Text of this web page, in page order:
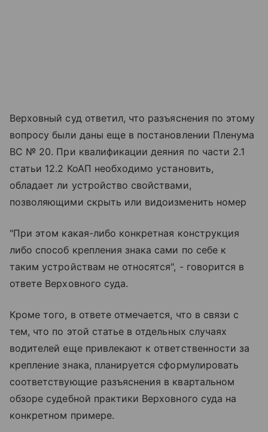
Верховный суд ответил, что разъяснения по этому
вопросу были даны еще в постановлении Пленума
ВС № 20. При квалификации деяния по части 2.1
статьи 12.2 КоАП необходимо установить,
обладает ли устройство свойствами,
позволяющими скрыть или видоизменить номер
"При этом какая-либо конкретная конструкция
либо способ крепления знака сами по себе к
таким устройствам не относятся", - говорится в
ответе Верховного суда.
Кроме того, в ответе отмечается, что в связи с
тем, что по этой статье в отдельных случаях
водителей еще привлекают к ответственности за
крепление знака, планируется сформулировать
соответствующие разъяснения в квартальном
обзоре судебной практики Верховного суда на
конкретном примере.